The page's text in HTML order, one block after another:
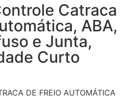
Catraca
ABA,
e Junta,
Curto
DE FREIO AUTOMÁTICA